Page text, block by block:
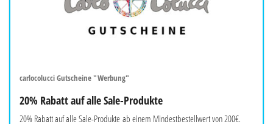
carlocolucci Gutscheine "Werbung"
20% Rabatt auf alle Sale-Produkte
20% Rabatt auf alle Sale-Produkte ab einem Mindestbestellwert von 200€.